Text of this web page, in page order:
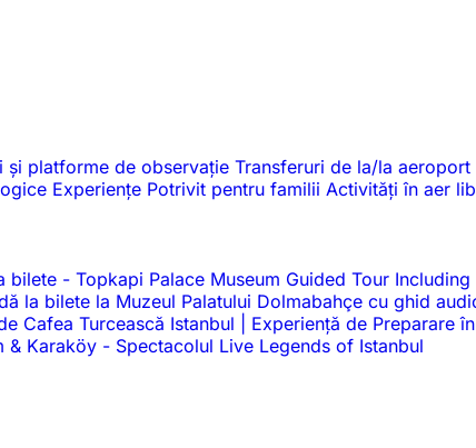
și platforme de observație Transferuri de la/la
Experiențe Potrivit pentru familii Activități în aer
bilete - Topkapi Palace Museum Guided Tour
la bilete la Muzeul Palatului Dolmabahçe cu ghid
Cafea Turcească Istanbul | Experiență de Preparare
& Karaköy - Spectacolul Live Legends of Istanbul